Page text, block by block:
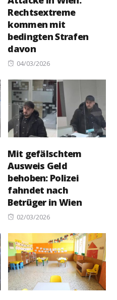
Rechtsextreme
kommen mit
bedingten Strafen
davon
Posted
04/03/2026
Mit gefälschtem
Ausweis Geld
behoben: Polizei
fahndet nach
Betrüger in Wien
Posted
02/03/2026